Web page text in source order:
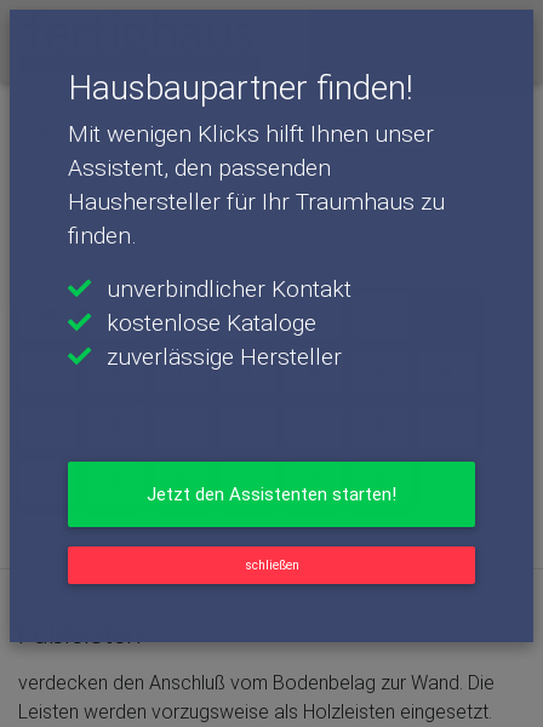
Hausbaupartner finden!
Mit wenigen Klicks hilft Ihnen unser
Assistent, den passenden
Haushersteller für Ihr Traumhaus zu
finden.
unverbindlicher Kontakt
kostenlose Kataloge
zuverlässige Hersteller
Jetzt den Assistenten starten!
schließen
Baulexikon Begriffe mit F
Fußleisten - Baulexikon
Begriffsdefinition
A B C D
H I J K
verdecken den Anschluß vom Bodenbelag zur Wand. Die
Leisten werden vorzugsweise als Holzleisten eingesetzt.